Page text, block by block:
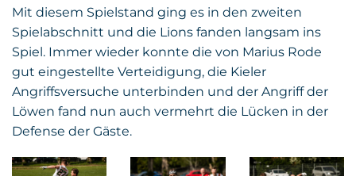
Mit diesem Spielstand ging es in den zweiten
Spielabschnitt und die Lions fanden langsam ins
Spiel. Immer wieder konnte die von Marius Rode
gut eingestellte Verteidigung, die Kieler
Angriffsversuche unterbinden und der Angriff der
Löwen fand nun auch vermehrt die Lücken in der
Defense der Gäste.